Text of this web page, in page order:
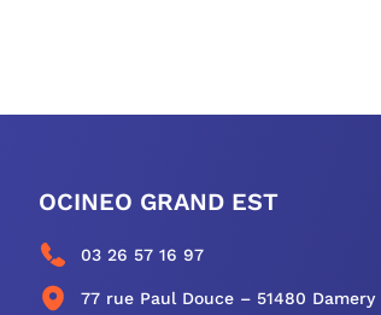
OCINEO GRAND EST
03 26 57 16 97
77 rue Paul Douce – 51480 Damery